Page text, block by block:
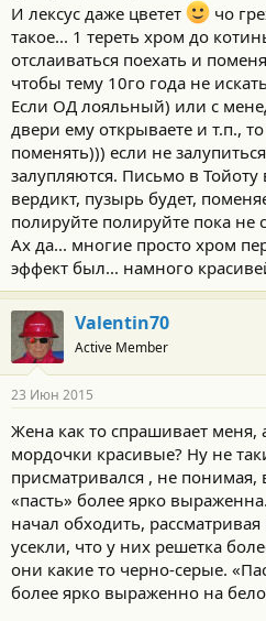
И лексус даже цветет
чо
такое... 1 тереть хром до
отслаиваться поехать и
чтобы тему 10го года не
Если ОД лояльный) или с
двери ему открываете и т.п.,
поменять))) если не
залупляются. Письмо в
вердикт, пузырь будет,
полируйте полируйте пока не
Ах да... многие просто хром
эффект был... намного
Valentin70
Active Member
23 Июн 2015
Жена как то спрашивает меня,
мордочки красивые? Ну не
присматривался , не
«пасть» более ярко
начал обходить,
усекли, что у них решетка
они какие то черно-серые.
более ярко выраженно на